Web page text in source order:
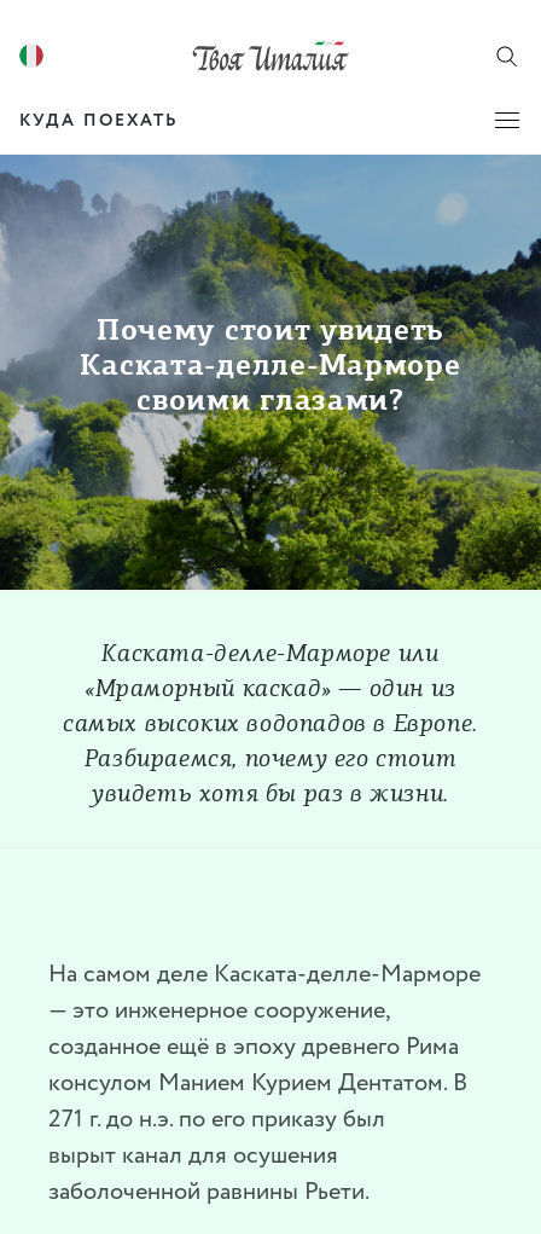
КУДА ПОЕХАТЬ
Почему стоит увидеть
Каската-делле-Марморе
своими глазами?
Каската-делле-Марморе или
«Мраморный каскад» — один из
самых высоких водопадов в Европе.
Разбираемся, почему его стоит
увидеть хотя бы раз в жизни.
На самом деле Каската-делле-Марморе
— это инженерное сооружение,
созданное ещё в эпоху древнего Рима
консулом Манием Курием Дентатом. В
271 г. до н.э. по его приказу был
вырыт канал для осушения
заболоченной равнины Рьети.